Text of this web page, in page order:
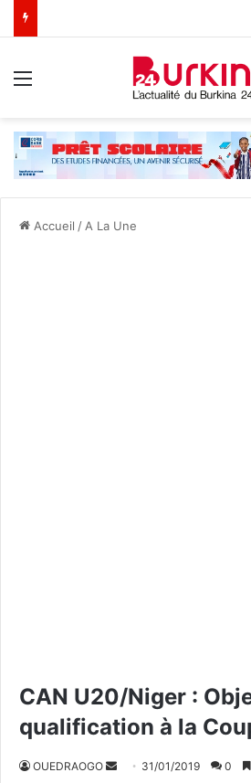
Accueil / A La Une
CAN U20/Niger :
qualification à la
OUEDRAOGO 31/01/2019 0